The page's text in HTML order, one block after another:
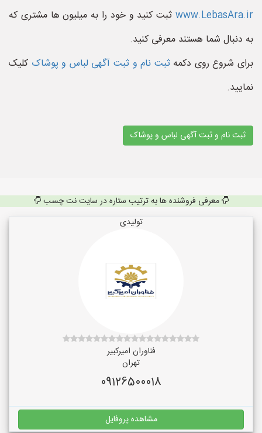
www.LebasAra.ir ثبت کنید و خود را به میلیون ها مشتری که
به دنبال شما هستند معرفی کنید.
برای شروع روی دکمهثبت نام و ثبت آگهی لباس و پوشاک کلیک
نمایید.
ثبت نام و ثبت آگهی لباس و پوشاک
معرفی فروشنده ها به ترتیب ستاره در سایت نت چسب
تولیدی
فناوران امیرکبیر
تهران
09126500018
مشاهده پروفایل